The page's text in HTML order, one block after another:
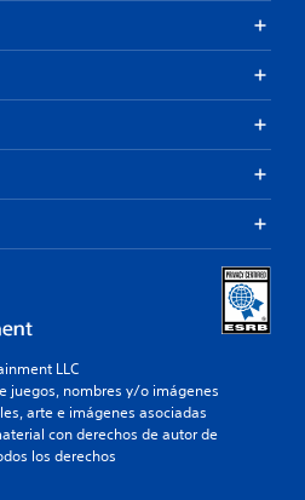
LLC
juegos, nombres y/o imágenes
arte e imágenes asociadas
con derechos de autor de
los derechos